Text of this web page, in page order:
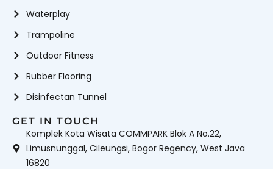
Waterplay
Trampoline
Outdoor Fitness
Rubber Flooring
Disinfectan Tunnel
GET IN TOUCH
Komplek Kota Wisata COMMPARK Blok A No.22,
Limusnunggal, Cileungsi, Bogor Regency, West Java
16820